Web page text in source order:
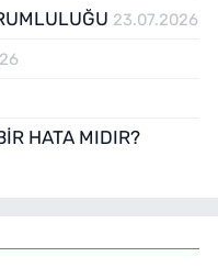
23.07.2026
HATA MIDIR?